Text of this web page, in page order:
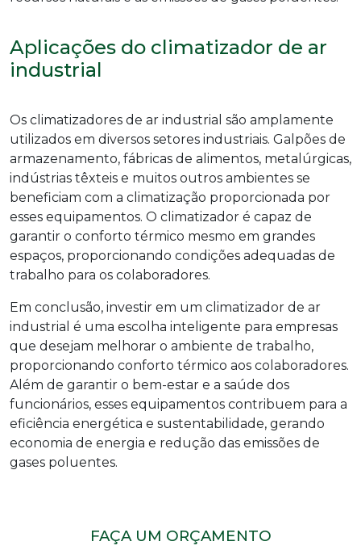
Aplicações do climatizador de ar
industrial
Os climatizadores de ar industrial são amplamente
utilizados em diversos setores industriais. Galpões de
armazenamento, fábricas de alimentos, metalúrgicas,
indústrias têxteis e muitos outros ambientes se
beneficiam com a climatização proporcionada por
esses equipamentos. O climatizador é capaz de
garantir o conforto térmico mesmo em grandes
espaços, proporcionando condições adequadas de
trabalho para os colaboradores.
Em conclusão, investir em um climatizador de ar
industrial é uma escolha inteligente para empresas
que desejam melhorar o ambiente de trabalho,
proporcionando conforto térmico aos colaboradores.
Além de garantir o bem-estar e a saúde dos
funcionários, esses equipamentos contribuem para a
eficiência energética e sustentabilidade, gerando
economia de energia e redução das emissões de
gases poluentes.
FAÇA UM ORÇAMENTO